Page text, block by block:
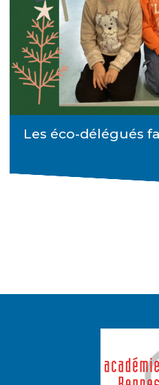
Les éco-délégués